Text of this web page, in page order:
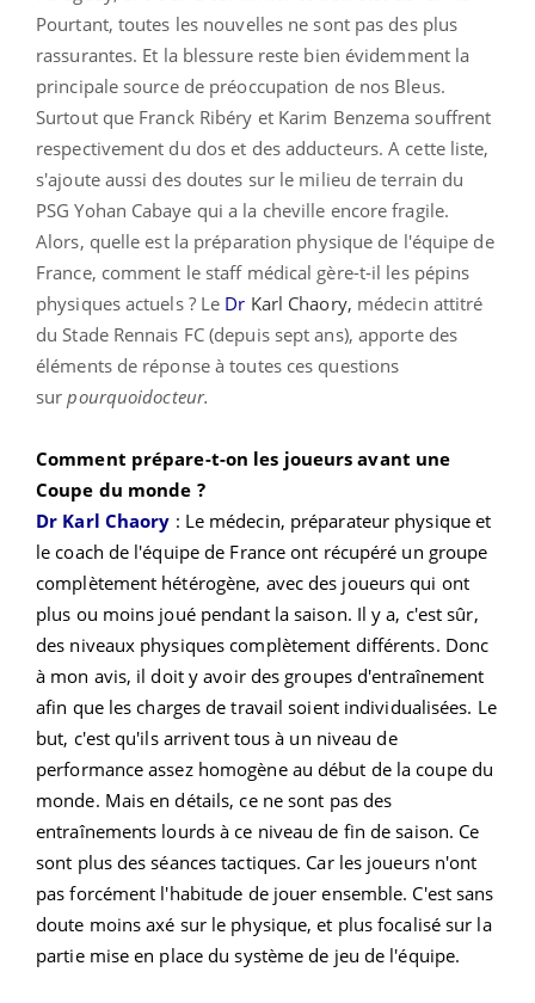
Pourtant, toutes les nouvelles ne sont pas des plus
rassurantes. Et la blessure reste bien évidemment la
principale source de préoccupation de nos Bleus.
Surtout que Franck Ribéry et Karim Benzema souffrent
respectivement du dos et des adducteurs. A cette liste,
s'ajoute aussi des doutes sur le milieu de terrain du
PSG Yohan Cabaye qui a la cheville encore fragile.
Alors, quelle est la préparation physique de l'équipe de
France, comment le staff médical gère-t-il les pépins
physiques actuels ? Le Dr Karl Chaory, médecin attitré
du Stade Rennais FC (depuis sept ans), apporte des
éléments de réponse à toutes ces questions
surpourquoidocteur.
Comment prépare-t-on les joueurs avant une
Coupe du monde ?
Dr Karl Chaory : Le médecin, préparateur physique et
le coach de l'équipe de France ont récupéré un groupe
complètement hétérogène, avec des joueurs qui ont
plus ou moins joué pendant la saison. Il y a, c'est sûr,
des niveaux physiques complètement différents. Donc
à mon avis, il doit y avoir des groupes d'entraînement
afin que les charges de travail soient individualisées. Le
but, c'est qu'ils arrivent tous à un niveau de
performance assez homogène au début de la coupe du
monde. Mais en détails, ce ne sont pas des
entraînements lourds à ce niveau de fin de saison. Ce
sont plus des séances tactiques. Car les joueurs n'ont
pas forcément l'habitude de jouer ensemble. C'est sans
doute moins axé sur le physique, et plus focalisé sur la
partie mise en place du système de jeu de l'équipe.